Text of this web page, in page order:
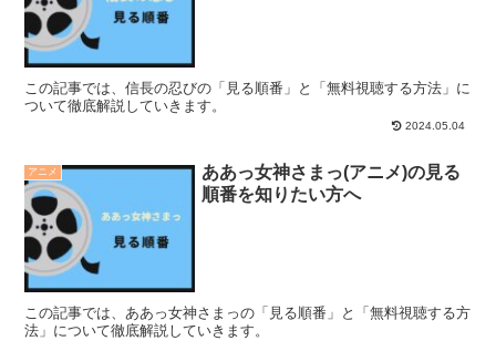
この記事では、信長の忍びの「見る順番」と「無料視聴する方法」に
ついて徹底解説していきます。
2024.05.04
アニメ
ああっ女神さまっ(アニメ)の見る
順番を知りたい方へ
この記事では、ああっ女神さまっの「見る順番」と「無料視聴する方
法」について徹底解説していきます。